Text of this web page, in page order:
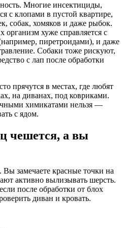
Многие инсектициды,
с клопами в пустой квартире,
собак, хомяков и даже рыбок.
хуже справляется с
пиретроидами), и даже
Собаки тоже рискуют,
с лап после обработки
прячутся в местах, где любят
на диванах, под ковриками.
химикатами нельзя —
с ядом.
чешется, а вы
замечаете красные точки на
активно вылизывать шерсть.
после обработки от блох
диван и кровать.